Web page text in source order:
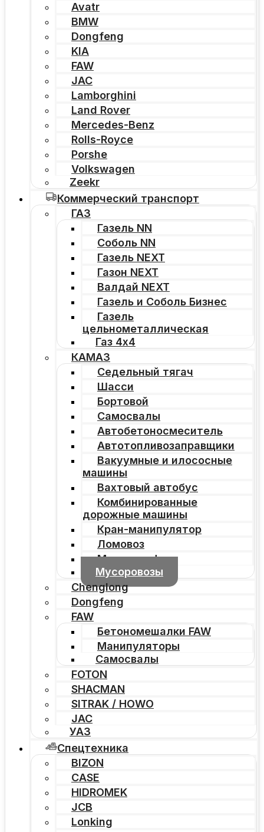
Avatr
BMW
Dongfeng
KIA
FAW
JAC
Lamborghini
Land Rover
Mercedes-Benz
Rolls-Royce
Porshe
Volkswagen
Zeekr
Коммерческий транспорт
ГАЗ
Газель NN
Соболь NN
Газель NEXT
Газон NEXT
Валдай NEXT
Газель и Соболь Бизнес
Газель
цельнометаллическая
Газ 4х4
КАМАЗ
Седельный тягач
Шасси
Бортовой
Самосвалы
Автобетоносмеситель
Автотопливозаправщики
Вакуумные и илососные
машины
Вахтовый автобус
Комбинированные
дорожные машины
Кран-манипулятор
Ломовоз
Мультилифт
Мусоровозы
Chenglong
Dongfeng
FAW
Бетономешалки FAW
Манипуляторы
Самосвалы
FOTON
SHACMAN
SITRAK / HOWO
JAC
УАЗ
Спецтехника
BIZON
CASE
HIDROMEK
JCB
Lonking